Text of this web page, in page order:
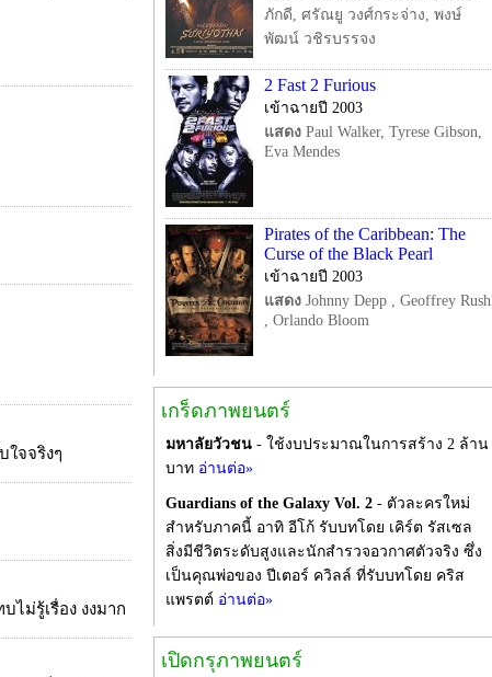
ใจจริงๆ
ไม่รู้เรื่อง งงมาก
ภักดี, ศรัณยู วงศ์กระจ่าง, พงษ์
พัฒน์ วชิรบรรจง
2 Fast 2 Furious
เข้าฉายปี 2003
แสดง Paul Walker, Tyrese Gibson,
Eva Mendes
Pirates of the Caribbean: The
Curse of the Black Pearl
เข้าฉายปี 2003
แสดง Johnny Depp , Geoffrey Rush
, Orlando Bloom
เกร็ดภาพยนตร์
มหาลัยวัวชน - ใช้งบประมาณในการสร้าง 2 ล้าน
บาท อ่านต่อ»
Guardians of the Galaxy Vol. 2 - ตัวละครใหม่
สำหรับภาคนี้ อาทิ อีโก้ รับบทโดย เคิร์ต รัสเซล
สิ่งมีชีวิตระดับสูงและนักสำรวจอวกาศตัวจริง ซึ่ง
เป็นคุณพ่อของ ปีเตอร์ ควิลล์ ที่รับบทโดย คริส
แพรตต์ อ่านต่อ»
เปิดกรุภาพยนตร์